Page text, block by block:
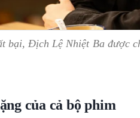
bại, Địch Lệ Nhiệt Ba được
của cả bộ phim